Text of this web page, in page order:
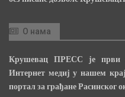
О нама
Крушевац ПРЕСС је први
Интернет медиј у нашем
портал за грађане Расинског